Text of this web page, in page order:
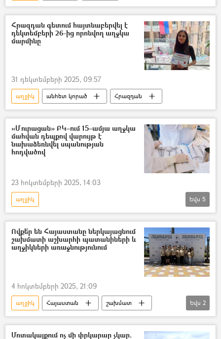
Հրազդան գետում հայտնաբերվել է
դեկտեմբերի 26-ից որոնվող աղջկա
մարմինը
31 դեկտեմբերի 2025, 09:57
աղջիկ անհետ կորած Հրազդան
«Մուրացան» ԲԿ–ում 15–ամյա աղջկա
մահվան դեպքով վարույթ է
նախաձեռնվել սպանության
հոդվածով
23 հոկտեմբերի 2025, 14:03
աղջիկ
«Մուրացան» համալսարանական հիվանդանոց
Մահ
երեխա
Քրեական գործ
վիրահատություն
Եվս 5
Ովքե՞ր են Հայաստանը ներկայացնում
շախմատի աշխարհի պատանիների և
աղջիկների առաջնությունում
4 հոկտեմբերի 2025, 21:09
աղջիկ Հայաստան
շախմատ
պատանի
Սպորտ
Եվս 2
Մոտակայքում ոչ մի փրկարար չկար.